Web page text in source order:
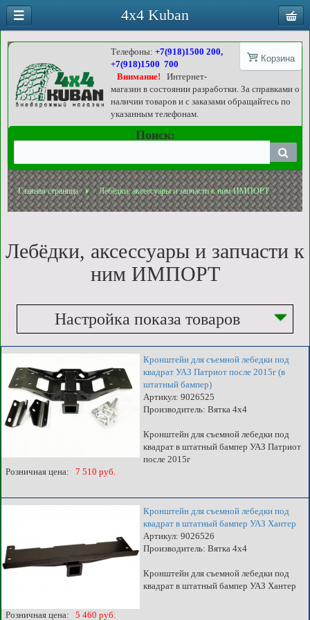
Корзина
Телефоны:+7(918)1500 200,
+7(918)1500 700
Внимание!
Интернет-
магазин в состоянии разработки. За справками о
наличии товаров и с заказами обращайтесь по
указанным телефонам.
Поиск:
Главная страница Лебёдки, аксессуары и запчасти к ним ИМПОРТ
Лебёдки, аксессуары и запчасти к
ним ИМПОРТ
Настройка показа товаров
Кронштейн для съемной лебедки под
квадрат УАЗ Патриот после 2015г (в
штатный бампер)
Артикул: 9026525
Производитель: Вятка 4x4
Кронштейн для съемной лебедки под
квадрат в штатный бампер УАЗ Патриот
после 2015г
Розничная цена: 7 510 руб.
Кронштейн для съемной лебедки под
квадрат в штатный бампер УАЗ Хантер
Артикул: 9026526
Производитель: Вятка 4x4
Кронштейн для съемной лебедки под
квадрат в штатный бампер УАЗ Хантер
Розничная цена: 5 460 руб.
4x4 Kuban